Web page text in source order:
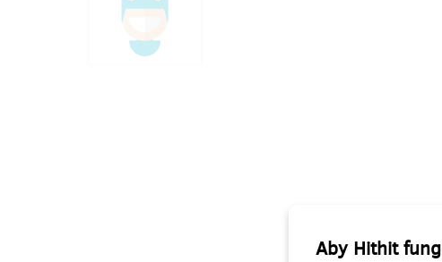
Aby Hithit